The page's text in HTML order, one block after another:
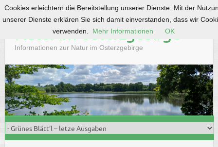
S
k
o
c
o
n
t
Natur im Osterzgebirge
Informationen zur Natur im Osterzgebirge
Cookies erleichtern die Bereitstellung unserer Dienste. Mit der
unserer Dienste erklären Sie sich damit einverstanden, dass wir
verwenden.
Mehr Informationen OK